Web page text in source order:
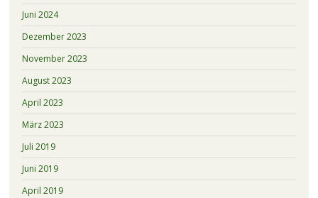
Juni 2024
Dezember 2023
November 2023
August 2023
April 2023
März 2023
Juli 2019
Juni 2019
April 2019